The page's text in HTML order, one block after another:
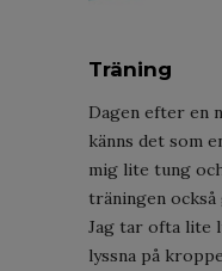
Träning
Dagen efter en
känns det som
mig lite tung
träningen också
Jag tar ofta lite
lyssna på